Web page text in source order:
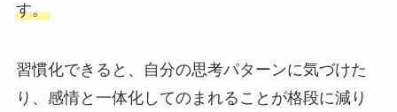
す。
習慣化できると、自分の思考パターンに気づけた
り、感情と一体化してのまれることが格段に減り